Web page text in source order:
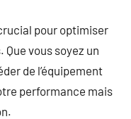
pour optimiser
vous soyez un
de l’équipement
performance mais